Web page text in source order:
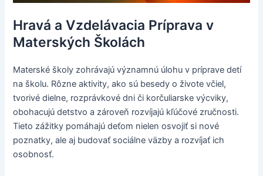
Hravá a Vzdelávacia Príprava v
Materských Školách
Materské školy zohrávajú významnú úlohu v príprave detí
na školu. Rôzne aktivity, ako sú besedy o živote včiel,
tvorivé dielne, rozprávkové dni či korčuliarske výcviky,
obohacujú detstvo a zároveň rozvíjajú kľúčové zručnosti.
Tieto zážitky pomáhajú deťom nielen osvojiť si nové
poznatky, ale aj budovať sociálne väzby a rozvíjať ich
osobnosť.